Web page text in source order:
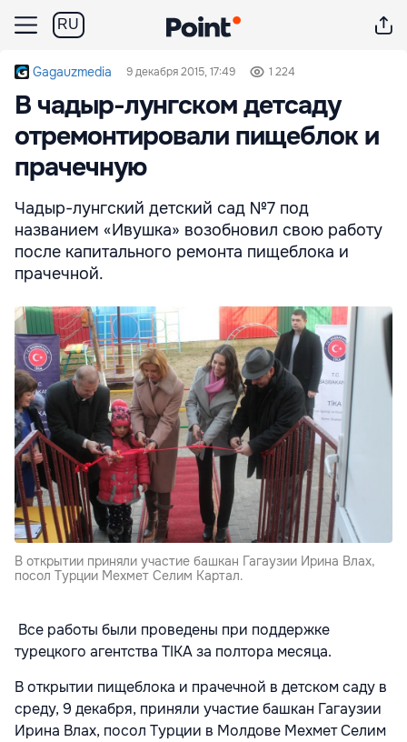
RU
Gagauzmedia 9 декабря 2015, 17:49 1 224
В чадыр-лунгском детсаду
отремонтировали пищеблок и
прачечную
Чадыр-лунгский детский сад №7 под
названием «Ивушка» возобновил свою работу
после капитального ремонта пищеблока и
прачечной.
В открытии приняли участие башкан Гагаузии Ирина Влах,
посол Турции Мехмет Селим Картал.
Все работы были проведены при поддержке
турецкого агентства TIKA за полтора месяца.
В открытии пищеблока и прачечной в детском саду в
среду, 9 декабря, приняли участие башкан Гагаузии
Ирина Влах, посол Турции в Молдове Мехмет Селим